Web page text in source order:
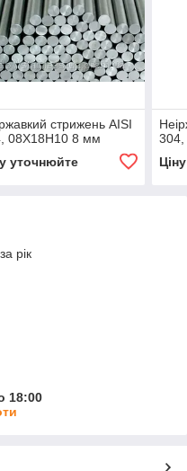
стрижень AISI
08Х18Н10 8 мм
уточнюйте
рік
18:00